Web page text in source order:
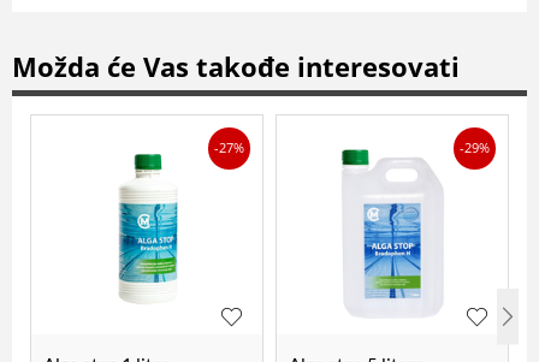
Možda će Vas takođe interesovati
-27% -29%